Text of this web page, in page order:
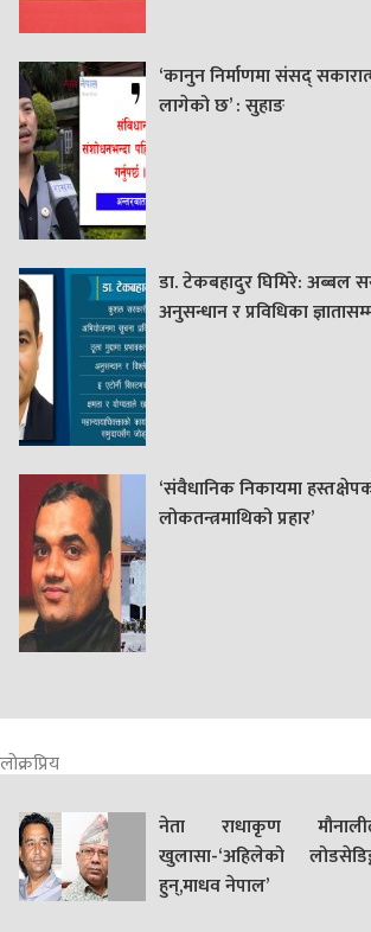
‘कानुन निर्माणमा संसद्
लागेको छ’ : सुहाङ
डा. टेकबहादुर घिमिरे: अब्बल
अनुसन्धान र प्रविधिका
‘संवैधानिक निकायमा
लोकतन्त्रमाथिको प्रहार’
लोक्रप्रिय
नेता राधाकृण
खुलासा-‘अहिलेको
हुन्,माधव नेपाल’